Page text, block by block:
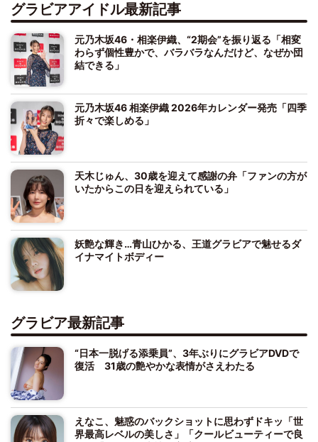
グラビアアイドル最新記事
元乃木坂46・相楽伊織、“2期会”を振り返る「相変
わらず個性豊かで、バラバラなんだけど、なぜか団
結できる」
元乃木坂46 相楽伊織 2026年カレンダー発売「四季
折々で楽しめる」
天木じゅん、30歳を迎えて感謝の弁「ファンの方が
いたからこの日を迎えられている」
妖艶な輝き…青山ひかる、王道グラビアで魅せるダ
イナマイトボディー
グラビア最新記事
“日本一脱げる添乗員”、3年ぶりにグラビアDVDで
復活 31歳の艶やかな表情がさえわたる
えなこ、魅惑のバックショットに思わずドキッ「世
界最高レベルの美しさ」「クールビューティーで良